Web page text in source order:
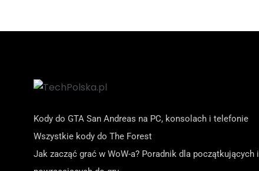
Kody do GTA San Andreas na PC, konsolach i telefonie
Wszystkie kody do The Forest
Jak zacząć grać w WoW-a? Poradnik dla początkujących i